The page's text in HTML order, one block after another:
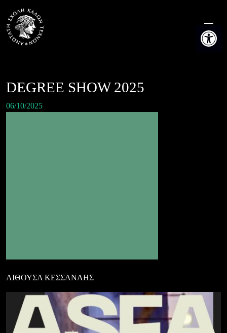
Ανοίξτε
content
DEGREE SHOW 2025
06/10/2025
ΑΙΘΟΥΣΑ ΚΕΣΣΑΝΛΗΣ